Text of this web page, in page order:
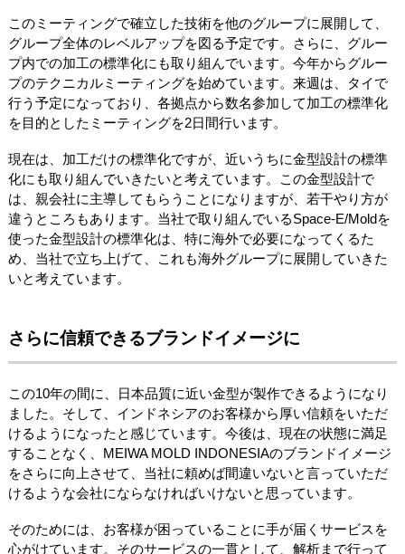
このミーティングで確立した技術を他のグループに展開して、
グループ全体のレベルアップを図る予定です。さらに、グルー
プ内での加工の標準化にも取り組んでいます。今年からグルー
プのテクニカルミーティングを始めています。来週は、タイで
行う予定になっており、各拠点から数名参加して加工の標準化
を目的としたミーティングを2日間行います。
現在は、加工だけの標準化ですが、近いうちに金型設計の標準
化にも取り組んでいきたいと考えています。この金型設計で
は、親会社に主導してもらうことになりますが、若干やり方が
違うところもあります。当社で取り組んでいるSpace-E/Moldを
使った金型設計の標準化は、特に海外で必要になってくるた
め、当社で立ち上げて、これも海外グループに展開していきた
いと考えています。
さらに信頼できるブランドイメージに
この10年の間に、日本品質に近い金型が製作できるようになり
ました。そして、インドネシアのお客様から厚い信頼をいただ
けるようになったと感じています。今後は、現在の状態に満足
することなく、MEIWA MOLD INDONESIAのブランドイメージ
をさらに向上させて、当社に頼めば間違いないと言っていただ
けるような会社にならなければいけないと思っています。
そのためには、お客様が困っていることに手が届くサービスを
心がけています。そのサービスの一貫として、解析まで行って